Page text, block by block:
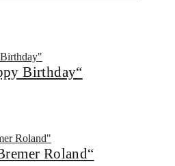
Birthday“
Roland“